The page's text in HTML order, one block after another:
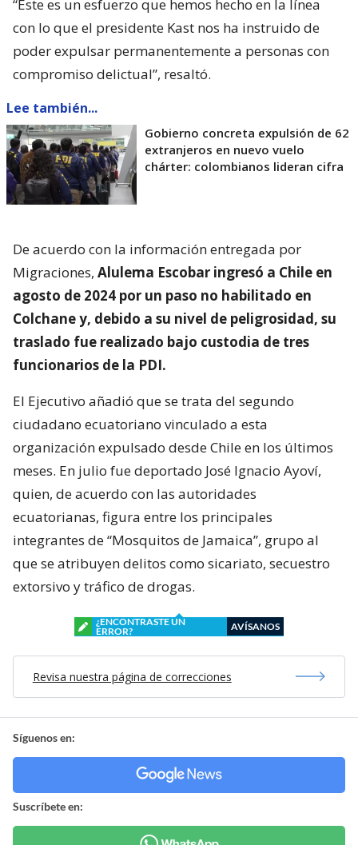
“Este es un esfuerzo que hemos hecho en la línea
con lo que el presidente Kast nos ha instruido de
poder expulsar permanentemente a personas con
compromiso delictual”, resaltó.
Lee también...
Gobierno concreta expulsión de 62
extranjeros en nuevo vuelo
chárter: colombianos lideran cifra
De acuerdo con la información entregada por
Migraciones, Alulema Escobar ingresó a Chile en
agosto de 2024 por un paso no habilitado en
Colchane y, debido a su nivel de peligrosidad, su
traslado fue realizado bajo custodia de tres
funcionarios de la PDI.
El Ejecutivo añadió que se trata del segundo
ciudadano ecuatoriano vinculado a esta
organización expulsado desde Chile en los últimos
meses. En julio fue deportado José Ignacio Ayoví,
quien, de acuerdo con las autoridades
ecuatorianas, figura entre los principales
integrantes de “Mosquitos de Jamaica”, grupo al
que se atribuyen delitos como sicariato, secuestro
extorsivo y tráfico de drogas.
¿ENCONTRASTE UN
ERROR?
AVÍSANOS
Revisa nuestra página de correcciones
Síguenos en:
Suscríbete en: